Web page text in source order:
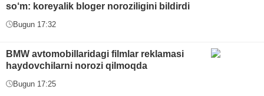
so‘m: koreyalik bloger noroziligini bildirdi
Bugun 17:32
BMW avtomobillaridagi filmlar reklamasi
haydovchilarni norozi qilmoqda
Bugun 17:25